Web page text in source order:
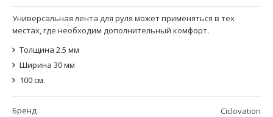
Универсальная лента для руля может применяться в тех
местах, где необходим дополнительный комфорт.
Толщина 2.5 мм
Ширина 30 мм
100 см.
Бренд Ciclovation